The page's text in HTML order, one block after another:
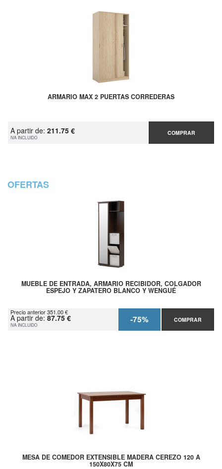
ARMARIO MAX 2 PUERTAS CORREDERAS
A partir de: 211.75 €
IVA INCLUIDO
COMPRAR
OFERTAS
MUEBLE DE ENTRADA, ARMARIO RECIBIDOR, COLGADOR
ESPEJO Y ZAPATERO BLANCO Y WENGUÉ
Precio anterior 351.00 €
A partir de: 87.75 €
IVA INCLUIDO -75% COMPRAR
MESA DE COMEDOR EXTENSIBLE MADERA CEREZO 120 A
150X80X75 CM